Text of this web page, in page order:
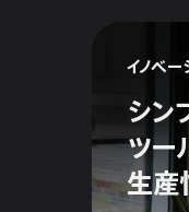
イノベー
シン
ツー
生産